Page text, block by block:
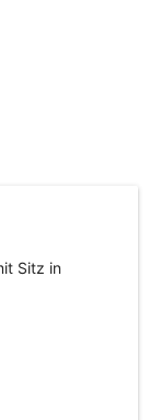
Sitz in